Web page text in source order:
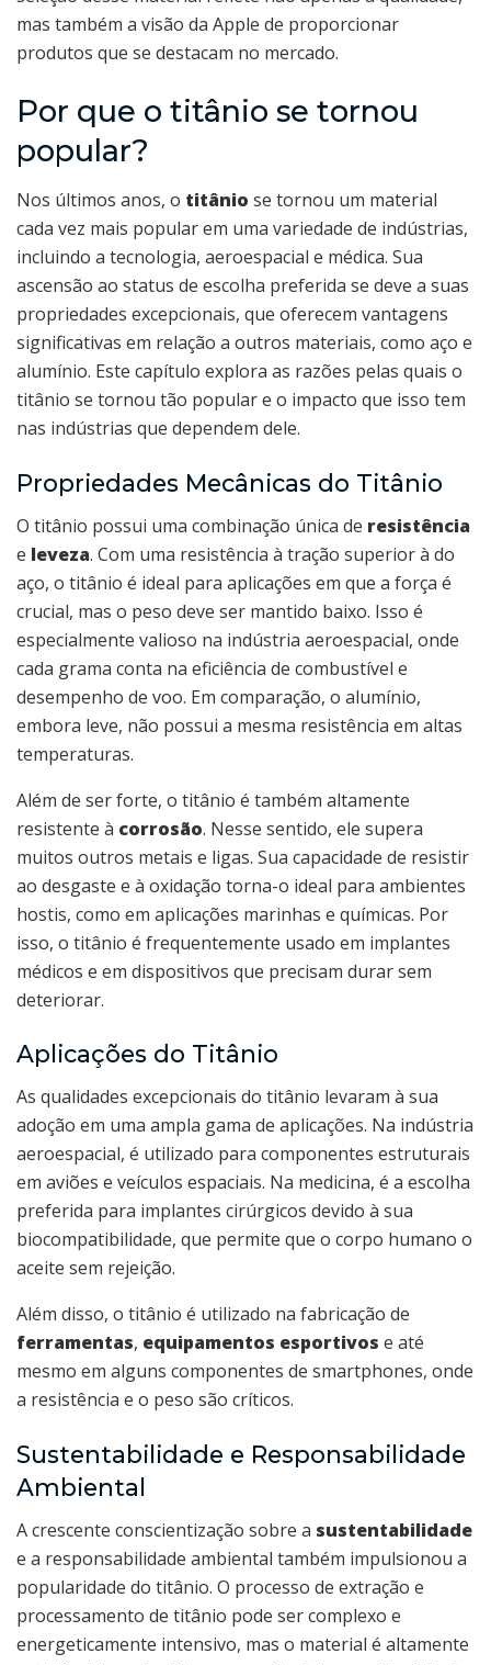
mas também a visão da Apple de proporcionar
produtos que se destacam no mercado.
Por que o titânio se tornou
popular?
Nos últimos anos, o titânio se tornou um material
cada vez mais popular em uma variedade de indústrias,
incluindo a tecnologia, aeroespacial e médica. Sua
ascensão ao status de escolha preferida se deve a suas
propriedades excepcionais, que oferecem vantagens
significativas em relação a outros materiais, como aço e
alumínio. Este capítulo explora as razões pelas quais o
titânio se tornou tão popular e o impacto que isso tem
nas indústrias que dependem dele.
Propriedades Mecânicas do Titânio
O titânio possui uma combinação única de resistência
e leveza. Com uma resistência à tração superior à do
aço, o titânio é ideal para aplicações em que a força é
crucial, mas o peso deve ser mantido baixo. Isso é
especialmente valioso na indústria aeroespacial, onde
cada grama conta na eficiência de combustível e
desempenho de voo. Em comparação, o alumínio,
embora leve, não possui a mesma resistência em altas
temperaturas.
Além de ser forte, o titânio é também altamente
resistente à corrosão. Nesse sentido, ele supera
muitos outros metais e ligas. Sua capacidade de resistir
ao desgaste e à oxidação torna-o ideal para ambientes
hostis, como em aplicações marinhas e químicas. Por
isso, o titânio é frequentemente usado em implantes
médicos e em dispositivos que precisam durar sem
deteriorar.
Aplicações do Titânio
As qualidades excepcionais do titânio levaram à sua
adoção em uma ampla gama de aplicações. Na indústria
aeroespacial, é utilizado para componentes estruturais
em aviões e veículos espaciais. Na medicina, é a escolha
preferida para implantes cirúrgicos devido à sua
biocompatibilidade, que permite que o corpo humano o
aceite sem rejeição.
Além disso, o titânio é utilizado na fabricação de
ferramentas, equipamentos esportivos e até
mesmo em alguns componentes de smartphones, onde
a resistência e o peso são críticos.
Sustentabilidade e Responsabilidade
Ambiental
A crescente conscientização sobre a sustentabilidade
e a responsabilidade ambiental também impulsionou a
popularidade do titânio. O processo de extração e
processamento de titânio pode ser complexo e
energeticamente intensivo, mas o material é altamente